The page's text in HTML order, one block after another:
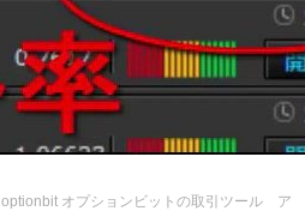
optionbit オプションビットの取引ツール ア